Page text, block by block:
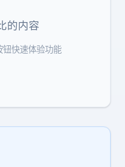
的内容
钮快速体验功能